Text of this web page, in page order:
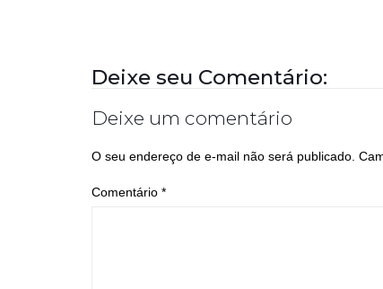
Deixe seu Comentário:
Deixe um comentário
O seu endereço de e-mail não será publicado.
Comentário *